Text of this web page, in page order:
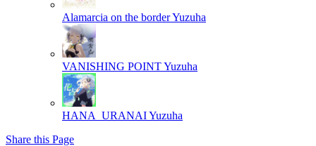
Alamarcia on the borderYuzuha
VANISHING POINTYuzuha
HANA_URANAIYuzuha
Share this Page